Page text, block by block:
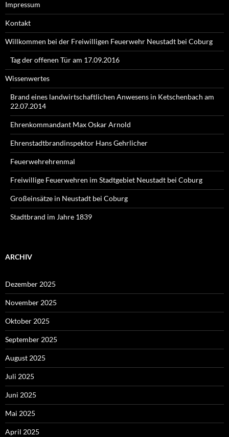
Impressum
Kontakt
Willkommen bei der Freiwilligen Feuerwehr Neustadt bei Coburg
Tag der offenen Tür am 17.09.2016
Wissenwertes
Brand eines landwirtschaftlichen Anwesens in Ketschenbach am
22.07.2014
Ehrenkommandant Max Oskar Arnold
Ehrenstadtbrandinspektor Hans Gehrlicher
Feuerwehrehrenmal
Freiwillige Feuerwehren im Stadtgebiet Neustadt bei Coburg
Großeinsätze in Neustadt bei Coburg
Stadtbrand im Jahre 1839
ARCHIV
Dezember 2025
November 2025
Oktober 2025
September 2025
August 2025
Juli 2025
Juni 2025
Mai 2025
April 2025